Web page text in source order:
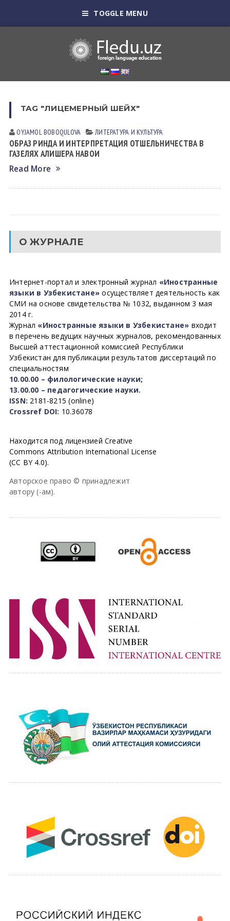
TOGGLE MENU
TAG "ЛИЦЕМЕРНЫЙ ШЕЙХ"
OYJAMOL BOBOQULOVA ЛИТЕРАТУРА И КУЛЬТУРА
ОБРАЗ РИНДА И ИНТЕРПРЕТАЦИЯ ОТШЕЛЬНИЧЕСТВА В
ГАЗЕЛЯХ АЛИШЕРА НАВОИ
Read More
О ЖУРНАЛЕ
Интернет-портал и электронный журнал «Иностранные
языки в Узбекистане» осуществляет деятельность как
СМИ на основе свидетельства № 1032, выданном 3 мая
2014 г.
Журнал «Иностранные языки в Узбекистане» входит
в перечень ведущих научных журналов, рекомендованных
Высшей аттестационной комиссией Республики
Узбекистан для публикации результатов диссертаций по
специальностям
10.00.00 – филологические науки;
13.00.00 – педагогические науки.
ISSN: 2181-8215 (online)
Crossref DOI: 10.36078
Находится под лицензией Creative
Commons Attribution International License
(CC BY 4.0).
Авторское право © принадлежит
автору (-ам).